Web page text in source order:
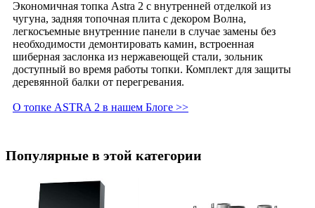
Экономичная топка Astra 2 с внутренней отделкой из
чугуна, задняя топочная плита с декором Волна,
легкосъемные внутренние панели в случае замены без
необходимости демонтировать камин, встроенная
шиберная заслонка из нержавеющей стали, зольник
доступный во время работы топки. Комплект для защиты
деревянной балки от перегревания.
О топке ASTRA 2 в нашем Блоге >>
Популярные в этой категории